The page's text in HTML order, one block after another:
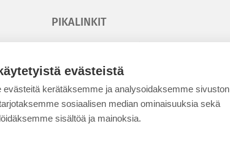
evästeistä
kerätäksemme ja analysoidaksemme sivuston
sosiaalisen median ominaisuuksia sekä
sisältöä ja mainoksia.
PIKALINKIT
Kesäyliopisto
Epanet
BLOGIT